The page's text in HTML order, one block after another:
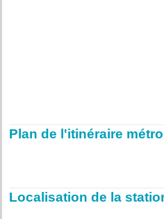
Plan de l'itinéraire
Localisation de la